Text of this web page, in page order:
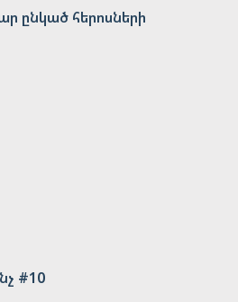
ընկած հերոսների
#10